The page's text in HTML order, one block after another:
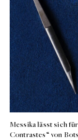
Messika lässt sich
Contrastes“ von